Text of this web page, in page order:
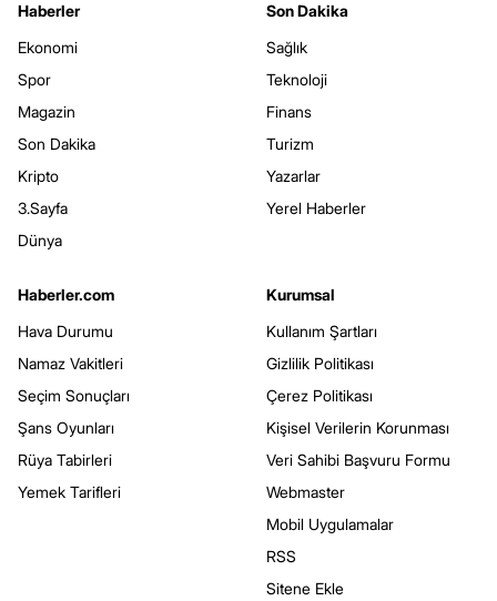
Haberler
Ekonomi
Spor
Magazin
Son Dakika
Kripto
3.Sayfa
Dünya
Son Dakika
Sağlık
Teknoloji
Finans
Turizm
Yazarlar
Yerel Haberler
Haberler.com
Hava Durumu
Namaz Vakitleri
Seçim Sonuçları
Şans Oyunları
Rüya Tabirleri
Yemek Tarifleri
Kurumsal
Kullanım Şartları
Gizlilik Politikası
Çerez Politikası
Kişisel Verilerin Korunması
Veri Sahibi Başvuru Formu
Webmaster
Mobil Uygulamalar
RSS
Sitene Ekle